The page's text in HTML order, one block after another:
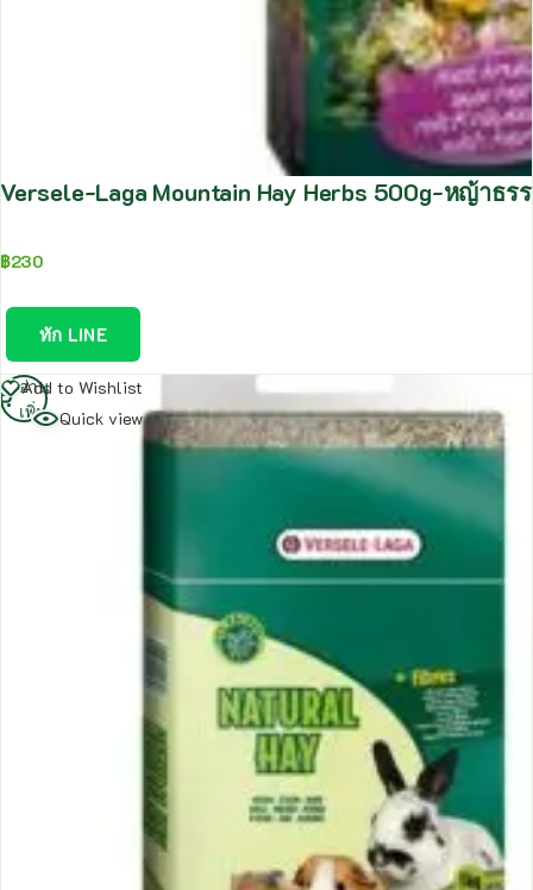
Versele-Laga Mountain Hay Herbs 500g-หญ้าธ
฿230
ทัก LINE
Add to Wishlist
Quick view
อ่าน
เพิ่ม